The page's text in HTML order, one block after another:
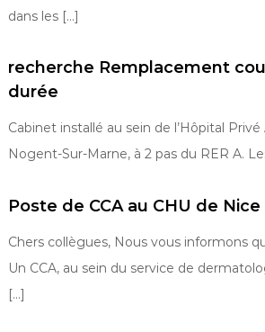
dans les […]
recherche Remplacement
durée
Cabinet installé au sein de l’Hôpital
Nogent-Sur-Marne, à 2 pas du RER A.
Poste de CCA au CHU de Nice
Chers collègues, Nous vous informons
Un CCA, au sein du service de
[…]